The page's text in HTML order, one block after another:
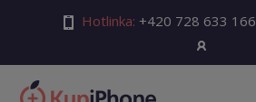
Hotlinka: +420 728 633 166